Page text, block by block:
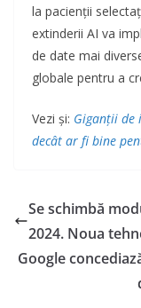
la pacienții
extinderii AI va
de date mai
globale pentru a
Vezi și: Giganții de
decât ar fi bine
Se schimbă
2024. Noua
Google